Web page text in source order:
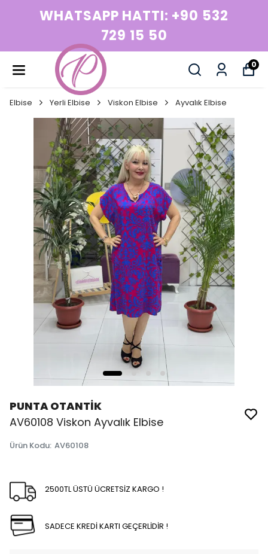
WHATSAPP HATTI: +90 532
729 15 50
0
Elbise Yerli Elbise Viskon Elbise Ayvalık Elbise
PUNTA OTANTİK
AV60108 Viskon Ayvalık Elbise
Ürün Kodu: AV60108
2500TL ÜSTÜ ÜCRETSİZ KARGO !
SADECE KREDİ KARTI GEÇERLİDİR !